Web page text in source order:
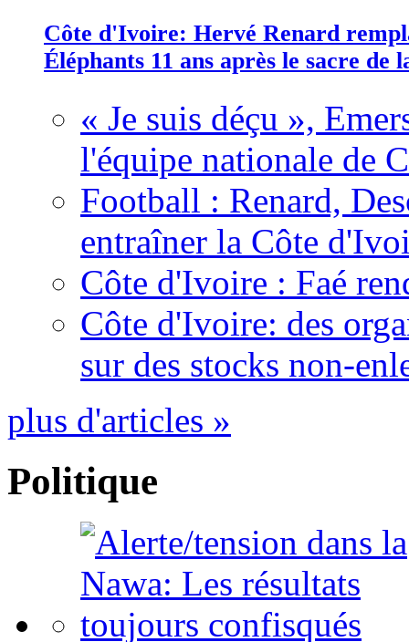
Côte d'Ivoire: Hervé Renard
Éléphants 11 ans après le sacre de
« Je suis déçu »,
l'équipe nationale de
Football : Renard,
entraîner la Côte
Côte d'Ivoire : Faé
Côte d'Ivoire: des
sur des stocks non-
plus d'articles »
Politique